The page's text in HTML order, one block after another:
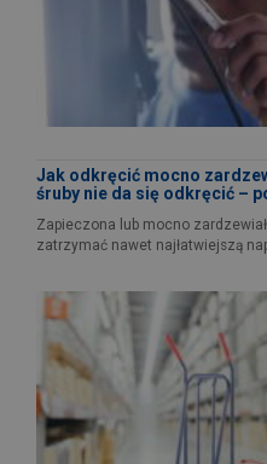
Jak odkręcić mocno
śruby nie da się odkręcić –
Zapieczona lub mocno
zatrzymać nawet najłatwiejszą